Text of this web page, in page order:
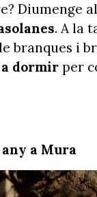
Diumenge
. A la
branques i
a dormir per
a Mura